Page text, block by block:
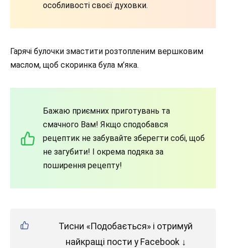
особливості своєї духовки.
Гарячі булочки змастити розтопленим вершковим
маслом, щоб скоринка була м’яка.
Бажаю приємних приготувань та
смачного Вам! Якщо сподобався
рецептик не забувайте зберегти собі, щоб
не загубити! І окрема подяка за
поширення рецепту!
Тисни «Подобається» і отримуй
найкращі пости у Facebook ↓